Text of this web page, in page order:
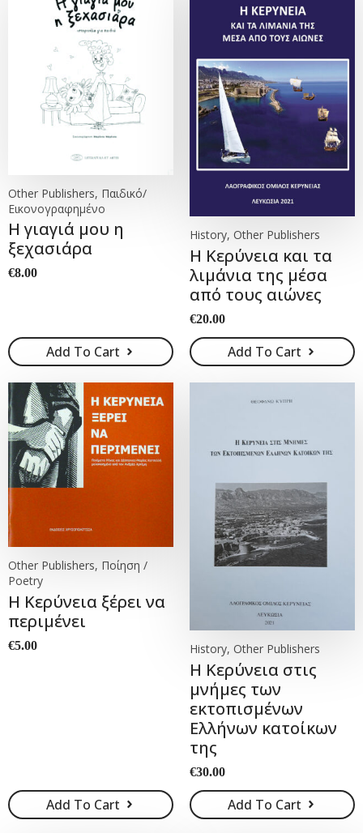
Other Publishers, Παιδικό/
Εικονογραφημένο
Η γιαγιά μου η
ξεχασιάρα
€8.00
Add To Cart
History, Other Publishers
Η Κερύνεια και τα
λιμάνια της μέσα
από τους αιώνες
€20.00
Add To Cart
Other Publishers, Ποίηση /
Poetry
Η Κερύνεια ξέρει να
περιμένει
€5.00
Add To Cart
History, Other Publishers
Η Κερύνεια στις
μνήμες των
εκτοπισμένων
Ελλήνων κατοίκων
της
€30.00
Add To Cart